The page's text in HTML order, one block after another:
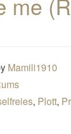
Mamili1910
, Plott,